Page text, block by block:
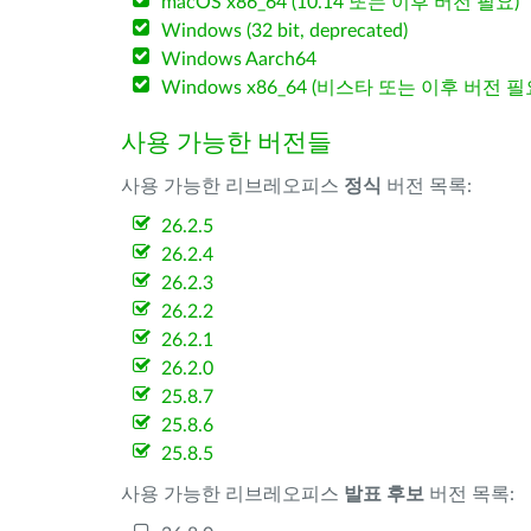
Windows (32 bit, deprecated)
Windows Aarch64
Windows x86_64 (비스타 또는 이후 버전 필
사용 가능한 버전들
사용 가능한 리브레오피스 정식 버전 목록:
26.2.5
26.2.4
26.2.3
26.2.2
26.2.1
26.2.0
25.8.7
25.8.6
25.8.5
사용 가능한 리브레오피스 발표 후보 버전 목록: